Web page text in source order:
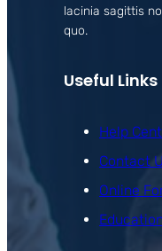
lacinia sagittis
quo.
Useful Links
Help
Contact
Online